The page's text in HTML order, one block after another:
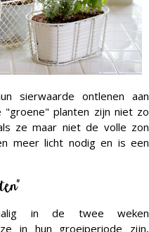
sierwaarde ontlenen aan
planten zijn niet zo
ze maar niet de volle zon
meer licht nodig en is een
in de twee weken
in hun groeiperiode zijn,